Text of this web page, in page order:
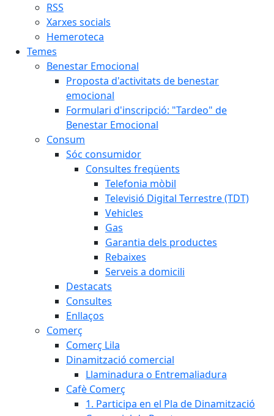
RSS
Xarxes socials
Hemeroteca
Temes
Benestar Emocional
Proposta d'activitats de benestar
emocional
Formulari d'inscripció: "Tardeo" de
Benestar Emocional
Consum
Sóc consumidor
Consultes freqüents
Telefonia mòbil
Televisió Digital Terrestre (TDT)
Vehicles
Gas
Garantia dels productes
Rebaixes
Serveis a domicili
Destacats
Consultes
Enllaços
Comerç
Comerç Lila
Dinamització comercial
Llaminadura o Entremaliadura
Cafè Comerç
1. Participa en el Pla de Dinamització